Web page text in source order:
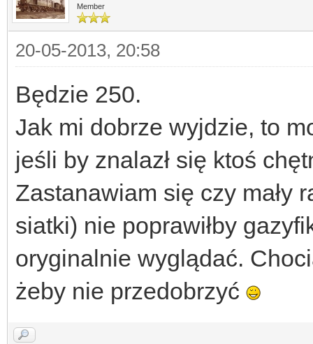
Member
20-05-2013, 20:58
Będzie 250.
Jak mi dobrze wyjdzie, to
jeśli by znalazł się ktoś
Zastanawiam się czy mały
siatki) nie poprawiłby
oryginalnie wyglądać.
żeby nie przedobrzyć